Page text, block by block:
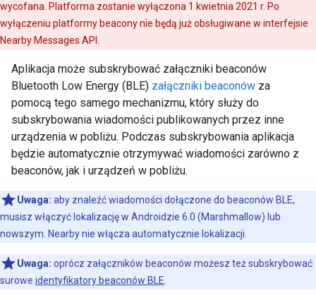
wycofana. Platforma zostanie wyłączona 1 kwietnia 2021 r. Po
wyłączeniu platformy beacony nie będą już obsługiwane w interfejsie
Nearby Messages API.
Aplikacja może subskrybować załączniki beaconów
Bluetooth Low Energy (BLE) załączniki beaconów za
pomocą tego samego mechanizmu, który służy do
subskrybowania wiadomości publikowanych przez inne
urządzenia w pobliżu. Podczas subskrybowania aplikacja
będzie automatycznie otrzymywać wiadomości zarówno z
beaconów, jak i urządzeń w pobliżu.
Uwaga: aby znaleźć wiadomości dołączone do beaconów BLE,
musisz włączyć lokalizację w Androidzie 6.0 (Marshmallow) lub
nowszym. Nearby nie włącza automatycznie lokalizacji.
Uwaga: oprócz załączników beaconów możesz też subskrybować
surowe identyfikatory beaconów BLE